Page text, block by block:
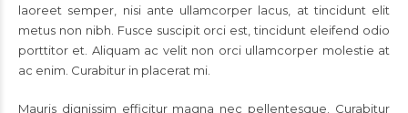
laoreet semper, nisi ante ullamcorper lacus, at tincidunt elit
metus non nibh. Fusce suscipit orci est, tincidunt eleifend odio
porttitor et. Aliquam ac velit non orci ullamcorper molestie at
ac enim. Curabitur in placerat mi.
Mauris dignissim efficitur magna nec pellentesque. Curabitur